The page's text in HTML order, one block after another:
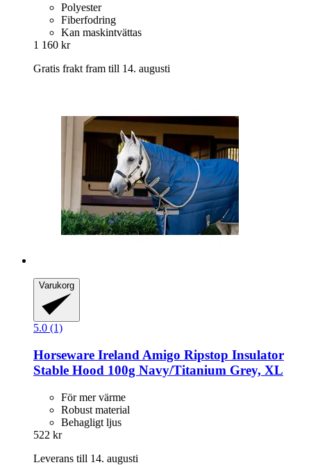
Polyester
Fiberfodring
Kan maskintvättas
1 160 kr
Gratis frakt fram till 14. augusti
Varukorg
5.0 (1)
Horseware Ireland Amigo Ripstop Insulator
Stable Hood 100g Navy/Titanium Grey, XL
För mer värme
Robust material
Behagligt ljus
522 kr
Leverans till 14. augusti